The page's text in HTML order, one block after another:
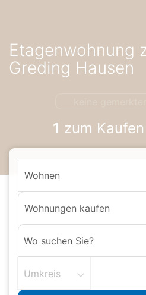
zur
Navigation
zum
Etagenwohnung
Greding Hausen
1 zum
Wohnen
Wohnungen kaufen
Umkreis